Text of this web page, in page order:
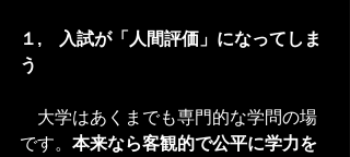
１,　入試が「人間評価」になってしま
う
大学はあくまでも専門的な学問の場
です。 本来なら客観的で公平に学力を